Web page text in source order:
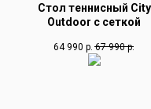
Стол теннисный City
Outdoor с сеткой
64 990 р. 67 990 р.